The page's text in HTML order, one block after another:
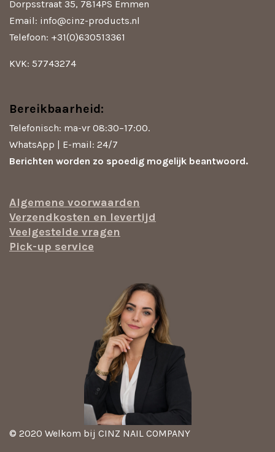
p
k
Dorpsstraat 35, 7814PS Emmen
Email: info@cinz-products.nl
Telefoon: +31(0)630513361
KVK: 57743274
Bereikbaarheid:
Telefonisch: ma-vr 08:30–17:00.
WhatsApp | E-mail: 24/7
Berichten worden zo spoedig mogelijk beantwoord.
Algemene voorwaarden
Verzendkosten en levertijd
Veelgestelde vragen
Pick-up service
© 2020 Welkom bij CINZ NAIL COMPANY